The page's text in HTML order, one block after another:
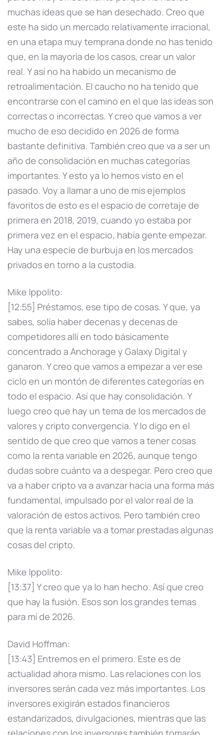
muchas ideas que se han desechado. Creo que
este ha sido un mercado relativamente irracional,
en una etapa muy temprana donde no has tenido
que, en la mayoría de los casos, crear un valor
real. Y así no ha habido un mecanismo de
retroalimentación. El caucho no ha tenido que
encontrarse con el camino en el que las ideas son
correctas o incorrectas. Y creo que vamos a ver
mucho de eso decidido en 2026 de forma
bastante definitiva. También creo que va a ser un
año de consolidación en muchas categorías
importantes. Y esto ya lo hemos visto en el
pasado. Voy a llamar a uno de mis ejemplos
favoritos de esto es el espacio de corretaje de
primera en 2018, 2019, cuando yo estaba por
primera vez en el espacio, había gente empezar.
Hay una especie de burbuja en los mercados
privados en torno a la custodia.
Mike Ippolito:
[12:55] Préstamos, ese tipo de cosas. Y que, ya
sabes, solía haber decenas y decenas de
competidores allí en todo básicamente
concentrado a Anchorage y Galaxy Digital y
ganaron. Y creo que vamos a empezar a ver ese
ciclo en un montón de diferentes categorías en
todo el espacio. Así que hay consolidación. Y
luego creo que hay un tema de los mercados de
valores y cripto convergencia. Y lo digo en el
sentido de que creo que vamos a tener cosas
como la renta variable en 2026, aunque tengo
dudas sobre cuánto va a despegar. Pero creo que
va a haber cripto va a avanzar hacia una forma más
fundamental, impulsado por el valor real de la
valoración de estos activos. Pero también creo
que la renta variable va a tomar prestadas algunas
cosas del cripto.
Mike Ippolito:
[13:37] Y creo que ya lo han hecho. Así que creo
que hay la fusión. Esos son los grandes temas
para mí de 2026.
David Hoffman:
[13:43] Entremos en el primero. Este es de
actualidad ahora mismo. Las relaciones con los
inversores serán cada vez más importantes. Los
inversores exigirán estados financieros
estandarizados, divulgaciones, mientras que las